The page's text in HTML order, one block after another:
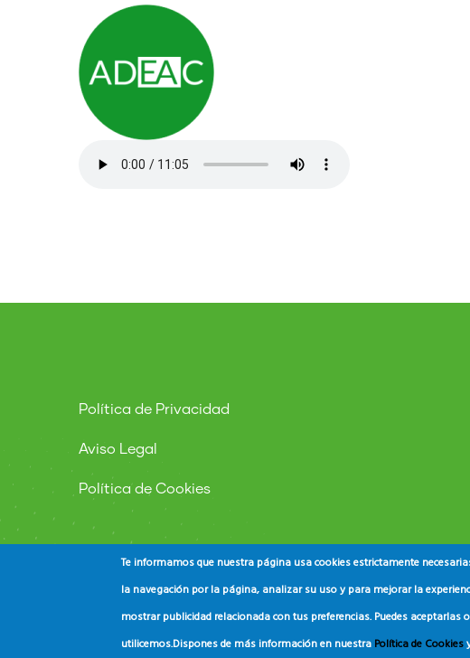
Política de Privacidad
Aviso Legal
Política de Cookies
© Copyright ADEAC2023. All Rights Reserved.
Te informamos que nuestra página usa cookies estrictamente
la navegación por la página, analizar su uso y para mejorar la
mostrar publicidad relacionada con tus preferencias. Puedes aceptarlas
utilicemos.Dispones de más información en nuestra Política de Cookies